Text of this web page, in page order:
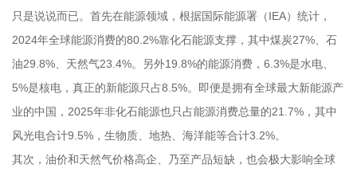
只是说说而已。首先在能源领域，根据国际能源署（IEA）统计，
2024年全球能源消费的80.2%靠化石能源支撑，其中煤炭27%、石
油29.8%、天然气23.4%。另外19.8%的能源消费，6.3%是水电、
5%是核电，真正的新能源只占8.5%。即便是拥有全球最大新能源产
业的中国，2025年非化石能源也只占能源消费总量的21.7%，其中
风光电合计9.5%，生物质、地热、海洋能等合计3.2%。
其次，油价和天然气价格高企、乃至产品短缺，也会极大影响全球